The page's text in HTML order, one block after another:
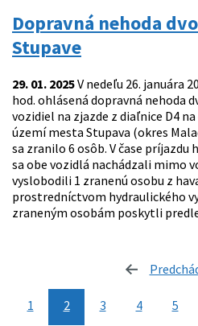
Dopravná nehoda
Stupave
29. 01. 2025V nedeľu 26. januára
hod. ohlásená dopravná nehoda
vozidiel na zjazde z diaľnice D4
území mesta Stupava (okres
sa zranilo 6 osôb. V čase
sa obe vozidlá nachádzali mimo
vyslobodili 1 zranenú osobu z
prostredníctvom hydraulického
zraneným osobám poskytli
1 2 3 4 5